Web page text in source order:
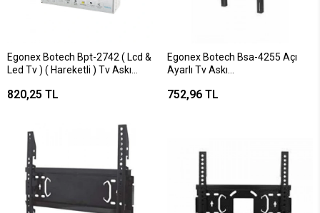
Egonex Botech Bpt-2742 ( Lcd &
Led Tv ) ( Hareketli ) Tv Askı
( 180° ) (20kg. Taşıma
820,25 TL
Egonex Botech Bsa-4255 Açı
Ayarlı Tv Askı
752,96 TL